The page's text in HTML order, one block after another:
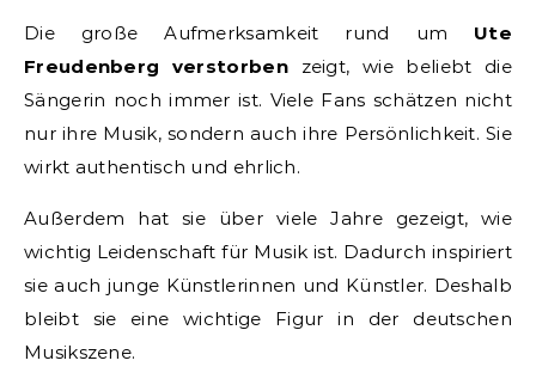
Die große Aufmerksamkeit rund um Ute
Freudenberg verstorbenzeigt, wie beliebt die
Sängerin noch immer ist. Viele Fans schätzen nicht
nur ihre Musik, sondern auch ihre Persönlichkeit. Sie
wirkt authentisch und ehrlich.
Außerdem hat sie über viele Jahre gezeigt, wie
wichtig Leidenschaft für Musik ist. Dadurch inspiriert
sie auch junge Künstlerinnen und Künstler. Deshalb
bleibt sie eine wichtige Figur in der deutschen
Musikszene.